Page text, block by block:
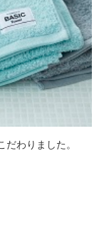
わりました。